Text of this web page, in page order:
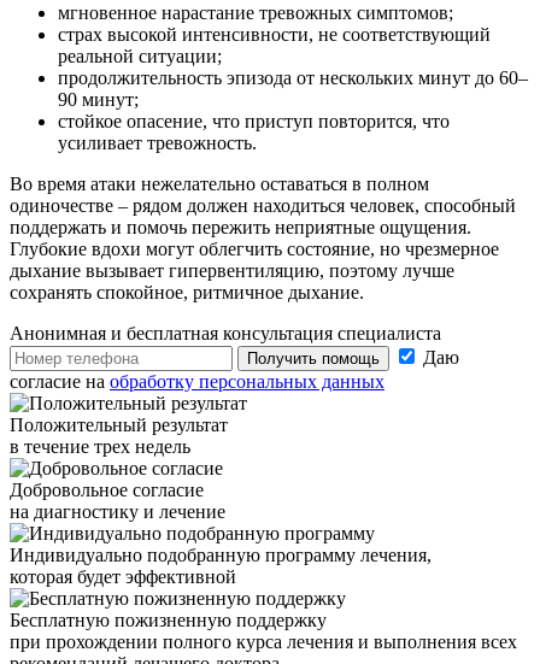
мгновенное нарастание тревожных симптомов;
страх высокой интенсивности, не соответствующий
реальной ситуации;
продолжительность эпизода от нескольких минут до 60–
90 минут;
стойкое опасение, что приступ повторится, что
усиливает тревожность.
Во время атаки нежелательно оставаться в полном
одиночестве – рядом должен находиться человек, способный
поддержать и помочь пережить неприятные ощущения.
Глубокие вдохи могут облегчить состояние, но чрезмерное
дыхание вызывает гипервентиляцию, поэтому лучше
сохранять спокойное, ритмичное дыхание.
Анонимная и бесплатная консультация специалиста
Получить помощь
Даю
согласие на обработку персональных данных
Положительный результат
в течение трех недель
Добровольное согласие
на диагностику и лечение
Индивидуально подобранную программу лечения,
которая будет эффективной
Бесплатную пожизненную поддержку
при прохождении полного курса лечения и выполнения всех